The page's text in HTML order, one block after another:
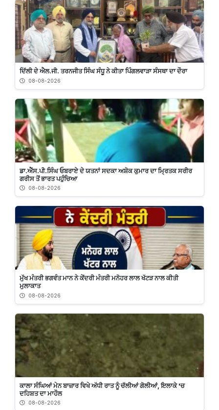
ਦਿੱਲੀ ਦੇ ਐਲ.ਜੀ. ਤਰਨਜੀਤ ਸਿੰਘ ਸੰਧੂ ਨੇ ਕੀਤਾ ਪਿੰਗਲਵਾੜਾ ਸੰਸਥਾ ਦਾ ਦੌਰਾ
08-08-2026
ਡਾ.ਐੱਸ.ਪੀ.ਸਿੰਘ ਓਬਰਾਏ ਦੇ ਯਤਨਾਂ ਸਦਕਾ ਅਸ਼ੋਕ ਕੁਮਾਰ ਦਾ ਮ੍ਰਿਤਕ ਸਰੀਰ
ਗਰੀਸ ਤੋਂ ਭਾਰਤ ਪਹੁੰਚਿਆ
08-08-2026
ਮੁੱਖ ਮੰਤਰੀ ਭਗਵੰਤ ਮਾਨ ਨੇ ਕੇਂਦਰੀ ਮੰਤਰੀ ਮਨੋਹਰ ਲਾਲ ਖੱਟੜ ਨਾਲ ਕੀਤੀ
ਮੁਲਾਕਾਤ
08-08-2026
ਕਾਲਾ ਸੰਘਿਆਂ ਮੇਨ ਬਾਜ਼ਾਰ ਵਿਖੇ ਅੱਧੀ ਰਾਤ ਨੂੰ ਚੱਲੀਆਂ ਗੋਲੀਆਂ, ਇਲਾਕੇ 'ਚ
ਦਹਿਸ਼ਤ ਦਾ ਮਾਹੌਲ
08-08-2026